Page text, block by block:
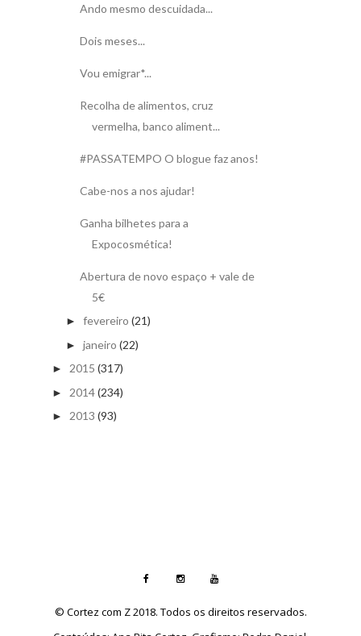
Ando mesmo descuidada...
Dois meses...
Vou emigrar*...
Recolha de alimentos, cruz
vermelha, banco aliment...
#PASSATEMPO O blogue faz anos!
Cabe-nos a nos ajudar!
Ganha bilhetes para a
Expocosmética!
Abertura de novo espaço + vale de
5€
► fevereiro (21)
► janeiro (22)
► 2015 (317)
► 2014(234)
► 2013 (93)
© Cortez com Z 2018. Todos os direitos reservados.